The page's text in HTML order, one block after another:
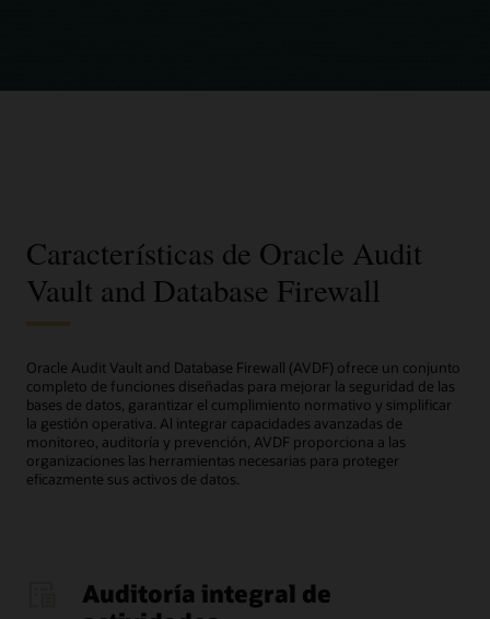
Características de Oracle Audit
Vault and Database Firewall
Oracle Audit Vault and Database Firewall (AVDF) ofrece un conjunto
completo de funciones diseñadas para mejorar la seguridad de las
bases de datos, garantizar el cumplimiento normativo y simplificar
la gestión operativa. Al integrar capacidades avanzadas de
monitoreo, auditoría y prevención, AVDF proporciona a las
organizaciones las herramientas necesarias para proteger
eficazmente sus activos de datos.
Auditoría integral de